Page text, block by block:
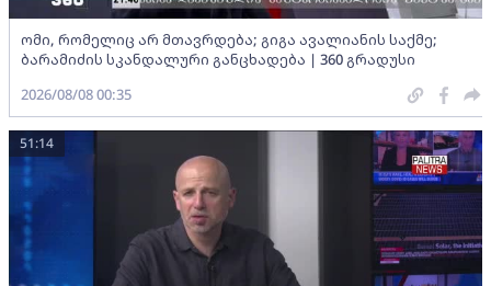
ომი, რომელიც არ მთავრდება; გიგა ავალიანის საქმე;
ბარამიძის სკანდალური განცხადება | 360 გრადუსი
2026/08/08 00:35
51:14